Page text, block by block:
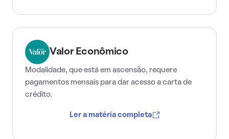
Valor Econômico
Modalidade, que está em ascensão, requere
pagamentos mensais para dar acesso a carta de
crédito.
Ler a matéria completa